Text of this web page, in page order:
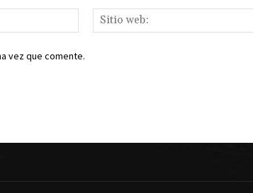
Correo
electrónico:*
vez que comente.